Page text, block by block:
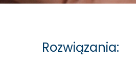
Rozwiązania: